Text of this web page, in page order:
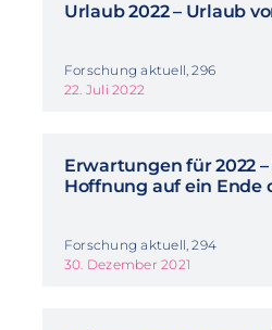
Urlaub 2022 – Urlaub
Forschung aktuell, 296
22. Juli 2022
Erwartungen für 2022
Hoffnung auf ein Ende
Forschung aktuell, 294
30. Dezember 2021